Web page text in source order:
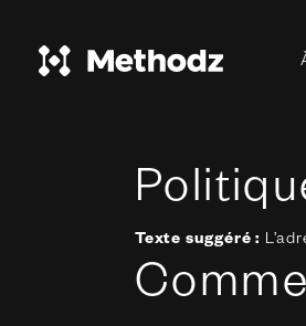
Texte suggéré :